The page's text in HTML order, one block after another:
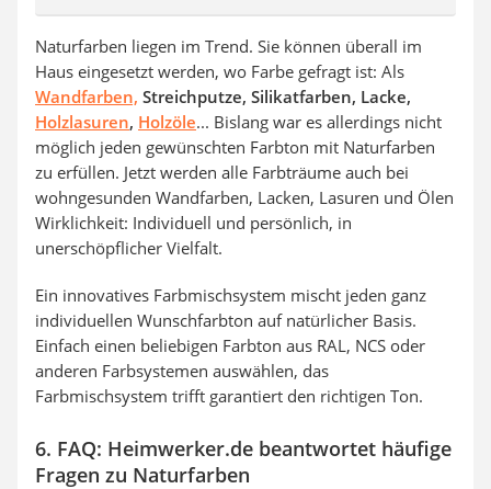
Naturfarben liegen im Trend. Sie können überall im
Haus eingesetzt werden, wo Farbe gefragt ist: Als
Wandfarben, Streichputze, Silikatfarben, Lacke,
Holzlasuren, Holzöle... Bislang war es allerdings nicht
möglich jeden gewünschten Farbton mit Naturfarben
zu erfüllen. Jetzt werden alle Farbträume auch bei
wohngesunden Wandfarben, Lacken, Lasuren und Ölen
Wirklichkeit: Individuell und persönlich, in
unerschöpflicher Vielfalt.
Ein innovatives Farbmischsystem mischt jeden ganz
individuellen Wunschfarbton auf natürlicher Basis.
Einfach einen beliebigen Farbton aus RAL, NCS oder
anderen Farbsystemen auswählen, das
Farbmischsystem trifft garantiert den richtigen Ton.
6. FAQ: Heimwerker.de beantwortet häufige
Fragen zu Naturfarben